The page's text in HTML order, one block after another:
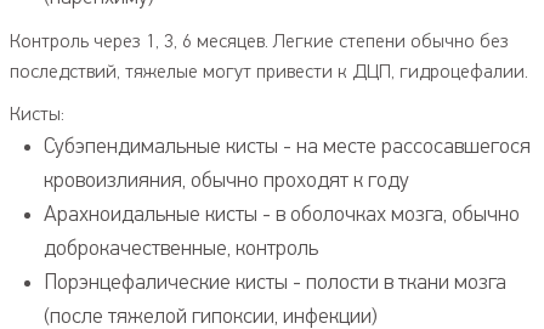
Контроль через 1, 3, 6 месяцев. Легкие степени обычно без
последствий, тяжелые могут привести к ДЦП, гидроцефалии.
Кисты:
Субэпендимальные кисты - на месте рассосавшегося
кровоизлияния, обычно проходят к году
Арахноидальные кисты - в оболочках мозга, обычно
доброкачественные, контроль
Порэнцефалические кисты - полости в ткани мозга
(после тяжелой гипоксии, инфекции)